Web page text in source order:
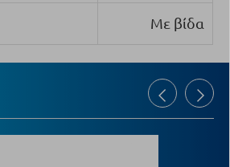
Με βίδα